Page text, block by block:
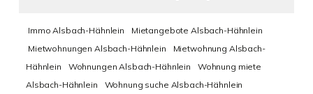
Immo Alsbach-Hähnlein
Mietangebote Alsbach-Hähnlein
Mietwohnungen Alsbach-Hähnlein
Mietwohnung Alsbach-
Hähnlein
Wohnungen Alsbach-Hähnlein
Wohnung miete
Alsbach-Hähnlein
Wohnung suche Alsbach-Hähnlein